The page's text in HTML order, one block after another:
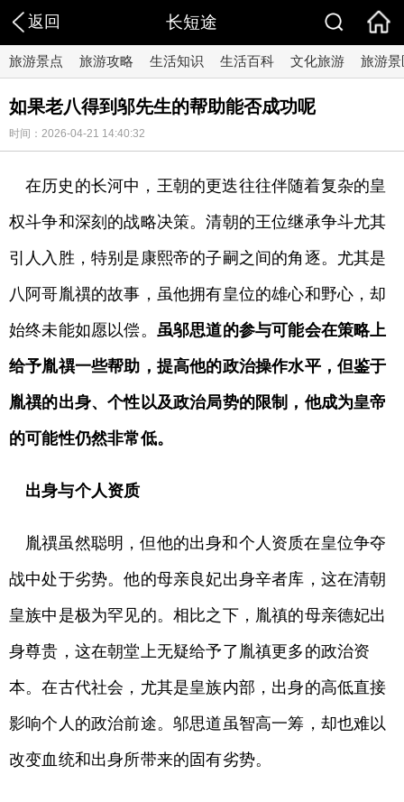
返回 长短途
旅游景点 旅游攻略 生活知识 生活百科 文化旅游 旅游景
如果老八得到邬先生的帮助能否成功呢
时间：2026-04-21 14:40:32
在历史的长河中，王朝的更迭往往伴随着复杂的皇
权斗争和深刻的战略决策。清朝的王位继承争斗尤其
引人入胜，特别是康熙帝的子嗣之间的角逐。尤其是
八阿哥胤禩的故事，虽他拥有皇位的雄心和野心，却
始终未能如愿以偿。 虽邬思道的参与可能会在策略上
给予胤禩一些帮助，提高他的政治操作水平，但鉴于
胤禩的出身、个性以及政治局势的限制，他成为皇帝
的可能性仍然非常低。
出身与个人资质
胤禩虽然聪明，但他的出身和个人资质在皇位争夺
战中处于劣势。他的母亲良妃出身辛者库，这在清朝
皇族中是极为罕见的。相比之下，胤禛的母亲德妃出
身尊贵，这在朝堂上无疑给予了胤禛更多的政治资
本。在古代社会，尤其是皇族内部，出身的高低直接
影响个人的政治前途。邬思道虽智高一筹，却也难以
改变血统和出身所带来的固有劣势。